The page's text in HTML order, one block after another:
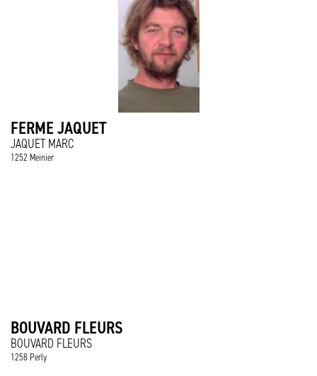
FERME JAQUET
JAQUET MARC
1252 Meinier
BOUVARD FLEURS
BOUVARD FLEURS
1258 Perly